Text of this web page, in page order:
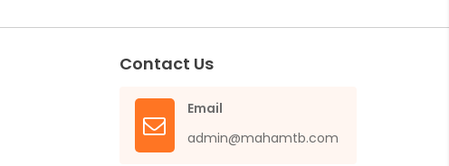
Contact Us
Email
admin@mahamtb.com